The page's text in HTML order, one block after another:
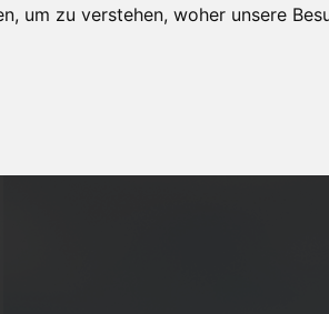
um zu verstehen, woher unsere